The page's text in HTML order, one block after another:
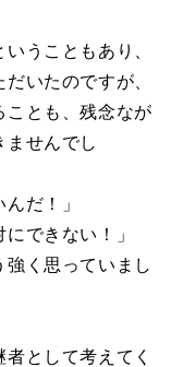
うこともあり、
いたのですが、
ことも、残念なが
ませんでし
だ！」
できない！」
く思っていまし
として考えてく